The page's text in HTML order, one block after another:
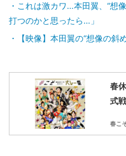
これは激カワ…本田翼、“想
打つのかと思ったら…」
【映像】本田翼の“想像の斜
春
式